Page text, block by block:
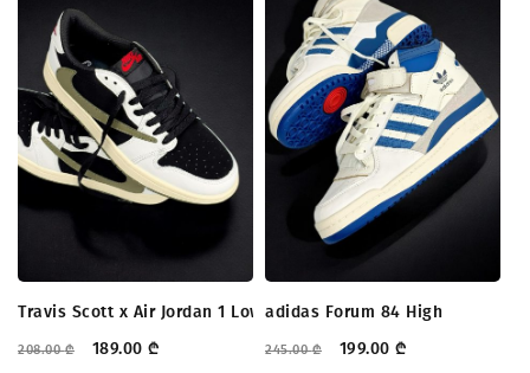
Travis Scott x Air Jordan 1 Low OG
208.00₾ 189.00 ₾
adidas Forum 84 High
245.00₾ 199.00 ₾